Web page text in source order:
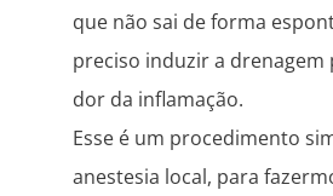
que não sai de forma
preciso induzir a drenagem
dor da inflamação.
Esse é um procedimento
anestesia local, para